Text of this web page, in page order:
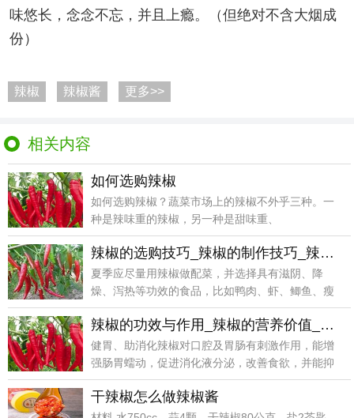
味悠长，念念不忘，并且上瘾。（但绝对不含大烟成
份）
辣椒 辣椒酱 更多>>
相关内容
如何选购辣椒
如何选购辣椒？蔬菜市场上的辣椒不外乎三种。一
种是辣味重的辣椒，另一种是甜味重、
辣椒的选购技巧_辣椒的制作技巧_辣椒的食用方法_辣椒的储存方法
夏季应尽量用辣椒做配菜，并选择具有滋阴、降
燥、泻热等功效的食品，比如鸭肉、虾、鲫鱼、瘦
肉、苦菜、苦瓜
辣椒的功效与作用_辣椒的营养价值_辣椒的适合体质_辣椒的适用人群
健胃、助消化辣椒对口腔及胃肠有刺激作用，能增
强肠胃蠕动，促进消化液分泌，改善食欲，并能抑
制肠内异常发
干辣椒怎么做辣椒酱